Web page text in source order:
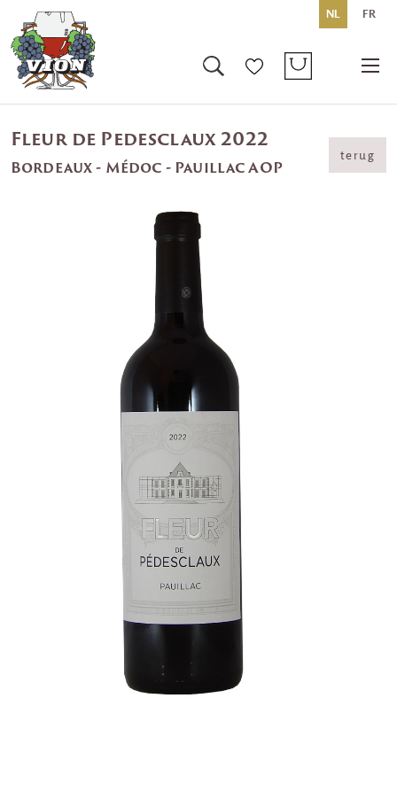
NL FR
Fleur de Pedesclaux 2022
Bordeaux - Médoc - Pauillac AOP
terug